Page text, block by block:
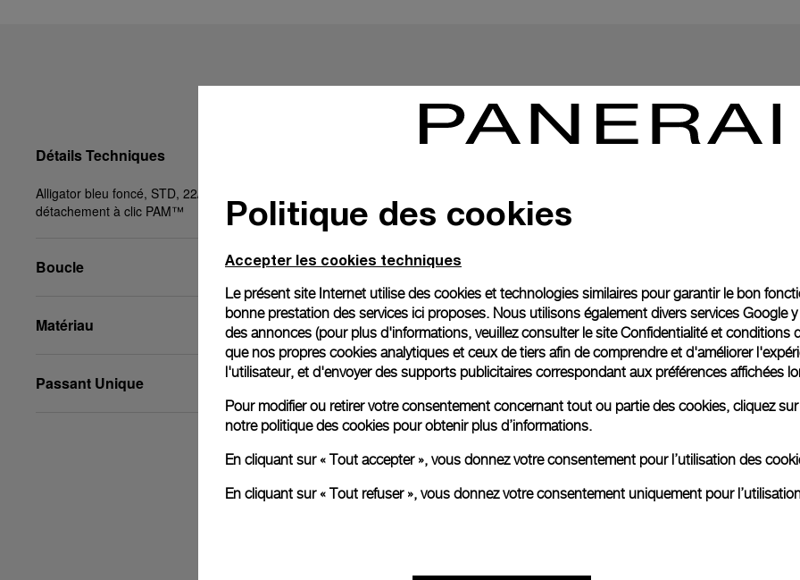
Officine Panerai
crédit :
personnalisé.
En savoir plus
Toutes les images sont des
aux produits réels.
Détails Techniques
Alligator bleu foncé, STD, 22/18, BA, système de
détachement à clic PAM™
Boucle
Matériau
Passant Unique
Politique des cookies
Accepter les cookies techniques
Le présent site Internet utilise des cookies et technologies similaires pour garantir le bon
bonne prestation des services ici proposes. Nous utilisons également divers services Google
des annonces (pour plus d'informations, veuillez consulter lesite Confidentialité et conditions
que nos propres cookies analytiques et ceux de tiers afin de comprendre et d'améliorer
l'utilisateur, et d'envoyer des supports publicitaires correspondant aux préférences affichées
Pour modifier ou retirer votre consentement concernant tout ou partie des cookies, cliquez
notre politique des cookies pour obtenir plus d’informations.
En cliquant sur « Tout accepter », vous donnez votre consentement pour l’utilisation des
En cliquant sur « Tout refuser », vous donnez votre consentement uniquement pour